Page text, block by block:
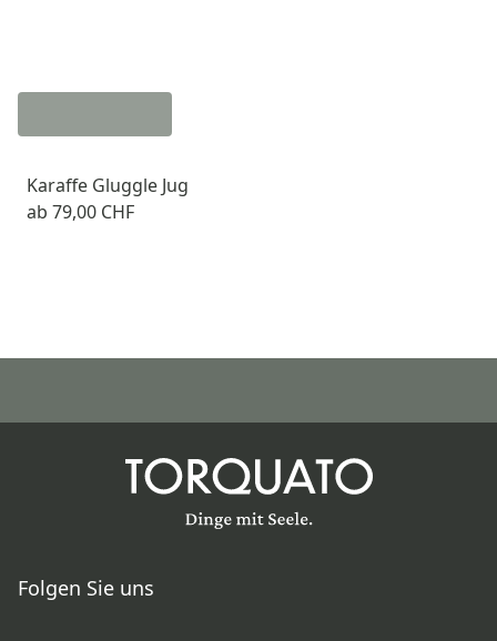
Karaffe Gluggle Jug
ab 79,00 CHF
Folgen Sie uns